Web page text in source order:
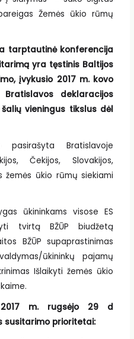
Žemės ūkio rūmų
tarptautinė konferencija
yra tęstinis Baltijos
įvykusio 2017 m. kovo
deklaracijos
vieningus tikslus dėl
Bratislavoje
Čekijos, Slovakijos,
žemės ūkio rūmų siekiami
ūkininkams visose ES
tvirtą BŽŪP biudžetą
BŽŪP supaprastinimas
ūkininkų pajamų
Išlaikyti žemės ūkio
2017 m. rugsėjo 29 d
susitarimo prioritetai: